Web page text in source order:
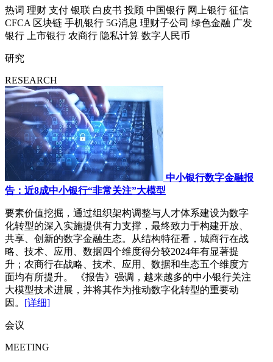
热词 理财 支付 银联 白皮书 投顾 中国银行 网上银行 征信
CFCA 区块链 手机银行 5G消息 理财子公司 绿色金融 广发
银行
上市银行 农商行 隐私计算 数字人民币
研究
RESEARCH
中小银行数字金融报
告：近8成中小银行“非常关注”大模型
要素价值挖掘，通过组织架构调整与人才体系建设为数字
化转型的深入实施提供有力支撑，最终致力于构建开放、
共享、创新的数字金融生态。从结构特征看，城商行在战
略、技术、应用、数据四个维度得分较2024年有显著提
升；农商行在战略、技术、应用、数据和生态五个维度方
面均有所提升。 《报告》强调，越来越多的中小银行关注
大模型技术进展，并将其作为推动数字化转型的重要动
因。 [详细]
会议
MEETING